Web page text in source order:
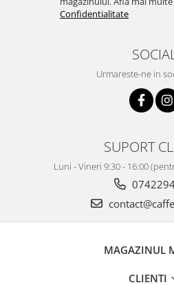
Confidentialitate
Urmareste-ne in
SUPORT
Luni - Vineri 9:30 - 16:00
MAGAZINUL
CLIENTI